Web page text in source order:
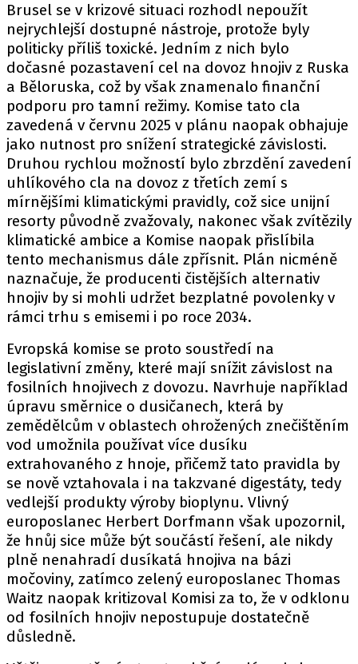
Brusel se v krizové situaci rozhodl nepoužít
nejrychlejší dostupné nástroje, protože byly
politicky příliš toxické. Jedním z nich bylo
dočasné pozastavení cel na dovoz hnojiv z Ruska
a Běloruska, což by však znamenalo finanční
podporu pro tamní režimy. Komise tato cla
zavedená v červnu 2025 v plánu naopak obhajuje
jako nutnost pro snížení strategické závislosti.
Druhou rychlou možností bylo zbrzdění zavedení
uhlíkového cla na dovoz z třetích zemí s
mírnějšími klimatickými pravidly, což sice unijní
resorty původně zvažovaly, nakonec však zvítězily
klimatické ambice a Komise naopak přislíbila
tento mechanismus dále zpřísnit. Plán nicméně
naznačuje, že producenti čistějších alternativ
hnojiv by si mohli udržet bezplatné povolenky v
rámci trhu s emisemi i po roce 2034.
Evropská komise se proto soustředí na
legislativní změny, které mají snížit závislost na
fosilních hnojivech z dovozu. Navrhuje například
úpravu směrnice o dusičanech, která by
zemědělcům v oblastech ohrožených znečištěním
vod umožnila používat více dusíku
extrahovaného z hnoje, přičemž tato pravidla by
se nově vztahovala i na takzvané digestáty, tedy
vedlejší produkty výroby bioplynu. Vlivný
europoslanec Herbert Dorfmann však upozornil,
že hnůj sice může být součástí řešení, ale nikdy
plně nenahradí dusíkatá hnojiva na bázi
močoviny, zatímco zelený europoslanec Thomas
Waitz naopak kritizoval Komisi za to, že v odklonu
od fosilních hnojiv nepostupuje dostatečně
důsledně.